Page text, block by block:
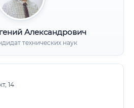
Александрович
технических наук
14